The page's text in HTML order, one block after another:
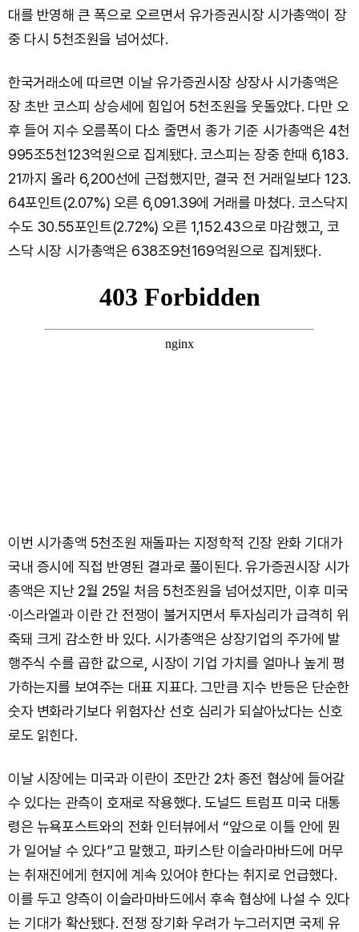
대를 반영해 큰 폭으로 오르면서 유가증권시장 시가총액이 장
중 다시 5천조원을 넘어섰다.
한국거래소에 따르면 이날 유가증권시장 상장사 시가총액은
장 초반 코스피 상승세에 힘입어 5천조원을 웃돌았다. 다만 오
후 들어 지수 오름폭이 다소 줄면서 종가 기준 시가총액은 4천
995조5천123억원으로 집계됐다. 코스피는 장중 한때 6,183.
21까지 올라 6,200선에 근접했지만, 결국 전 거래일보다 123.
64포인트(2.07%) 오른 6,091.39에 거래를 마쳤다. 코스닥지
수도 30.55포인트(2.72%) 오른 1,152.43으로 마감했고, 코
스닥 시장 시가총액은 638조9천169억원으로 집계됐다.
이번 시가총액 5천조원 재돌파는 지정학적 긴장 완화 기대가
국내 증시에 직접 반영된 결과로 풀이된다. 유가증권시장 시가
총액은 지난 2월 25일 처음 5천조원을 넘어섰지만, 이후 미국
·이스라엘과 이란 간 전쟁이 불거지면서 투자심리가 급격히 위
축돼 크게 감소한 바 있다. 시가총액은 상장기업의 주가에 발
행주식 수를 곱한 값으로, 시장이 기업 가치를 얼마나 높게 평
가하는지를 보여주는 대표 지표다. 그만큼 지수 반등은 단순한
숫자 변화라기보다 위험자산 선호 심리가 되살아났다는 신호
로도 읽힌다.
이날 시장에는 미국과 이란이 조만간 2차 종전 협상에 들어갈
수 있다는 관측이 호재로 작용했다. 도널드 트럼프 미국 대통
령은 뉴욕포스트와의 전화 인터뷰에서 “앞으로 이틀 안에 뭔
가 일어날 수 있다”고 말했고, 파키스탄 이슬라마바드에 머무
는 취재진에게 현지에 계속 있어야 한다는 취지로 언급했다.
이를 두고 양측이 이슬라마바드에서 후속 협상에 나설 수 있다
는 기대가 확산됐다. 전쟁 장기화 우려가 누그러지면 국제 유